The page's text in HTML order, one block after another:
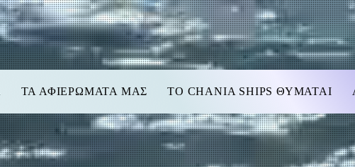
ΤΑ ΑΦΙΕΡΩΜΑΤΑ ΜΑΣ TO CHANIA SHIPS ΘΥΜΑΤΑΙ